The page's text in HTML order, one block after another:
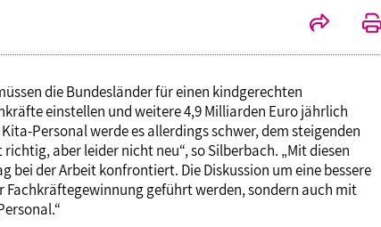
Kooperationen
Bildung
Gesundheit
Gender Budgeting
Frauenrecht kompakt
Verlag
die Bundesländer für einen kindgerechten
einstellen und weitere 4,9 Milliarden Euro jährlich
Personal werde es allerdings schwer, dem steigenden
aber leider nicht neu“, so Silberbach. „Mit diesen
bei der Arbeit konfrontiert. Die Diskussion um eine bessere
geführt werden, sondern auch mit